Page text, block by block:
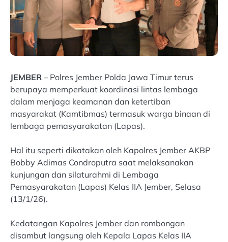
JEMBER –Polres Jember Polda Jawa Timur terus
berupaya memperkuat koordinasi lintas lembaga
dalam menjaga keamanan dan ketertiban
masyarakat (Kamtibmas) termasuk warga binaan di
lembaga pemasyarakatan (Lapas).
Hal itu seperti dikatakan oleh Kapolres Jember AKBP
Bobby Adimas Condroputra saat melaksanakan
kunjungan dan silaturahmi di Lembaga
Pemasyarakatan (Lapas) Kelas IIA Jember, Selasa
(13/1/26).
Kedatangan Kapolres Jember dan rombongan
disambut langsung oleh Kepala Lapas Kelas IIA